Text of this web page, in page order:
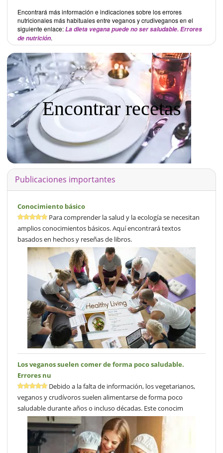
Encontrará más información e indicaciones sobre los errores
nutricionales más habituales entre veganos y crudiveganos en el
siguiente enlace:La dieta vegana puede no ser saludable. Errores
de nutrición.
Encontrar recetas
Publicaciones importantes
Conocimiento básico
Para comprender la salud y la ecología se necesitan
amplios conocimientos básicos. Aquí encontrará textos
basados en hechos y reseñas de libros.
Los veganos suelen comer de forma poco saludable.
Errores nu
Debido a la falta de información, los vegetarianos,
veganos y crudívoros suelen alimentarse de forma poco
saludable durante años o incluso décadas. Este conocim